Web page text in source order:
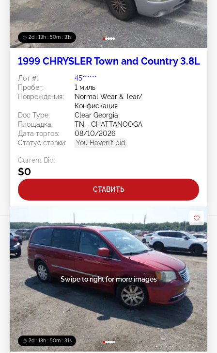
2d : 13h : 50m : 28s
1999 CHRYSLER Town and Country 3.8L
Лот #:
45******
Пробег:
1 миль
Повреждения:
Normal Wear & Tear/
Конфискация
Doc Type:
Clear Georgia
Площадка:
TN - CHATTANOOGA
Дата торгов:
08/10/2026
Статус ставки:
You Haven't bid
Current Bid:
$0
СТАВИТЬ
2d : 13h : 50m : 28s
Swipe to right for more images